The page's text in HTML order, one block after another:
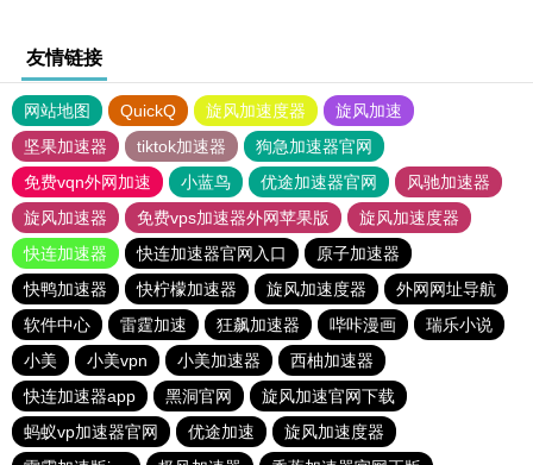
友情链接
网站地图 QuickQ 旋风加速度器
旋风加速
坚果加速器
tiktok加速器
狗急加速器官网
免费vqn外网加速
小蓝鸟 优途加速器官网
风驰加速器
旋风加速器
免费vps加速器外网苹果版
旋风加速度器
快连加速器
快连加速器官网入口
原子加速器
快鸭加速器
快柠檬加速器 旋风加速度器
外网网址导航
软件中心
雷霆加速 狂飙加速器 哔咔漫画
瑞乐小说
小美
小美vpn 小美加速器
西柚加速器
快连加速器app
黑洞官网
旋风加速官网下载
蚂蚁vp加速器官网
优途加速
旋风加速度器